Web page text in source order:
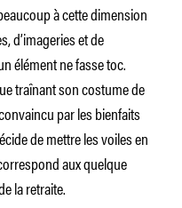
à cette dimension
d’imageries et de
élément ne fasse toc.
traînant son costume de
par les bienfaits
de mettre les voiles en
aux quelque
la retraite.